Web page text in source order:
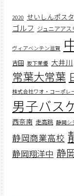
2020 せいしんポス
ゴルフ ジュニアア
ヴィアベンテン滋賀
吉田 坂下茉優 大井川
常葉大常葉
株式会社ワオ・コーポレ
男子バス
西奈南 走高跳 静岡シ
静岡商業高校
静岡翔洋中 静